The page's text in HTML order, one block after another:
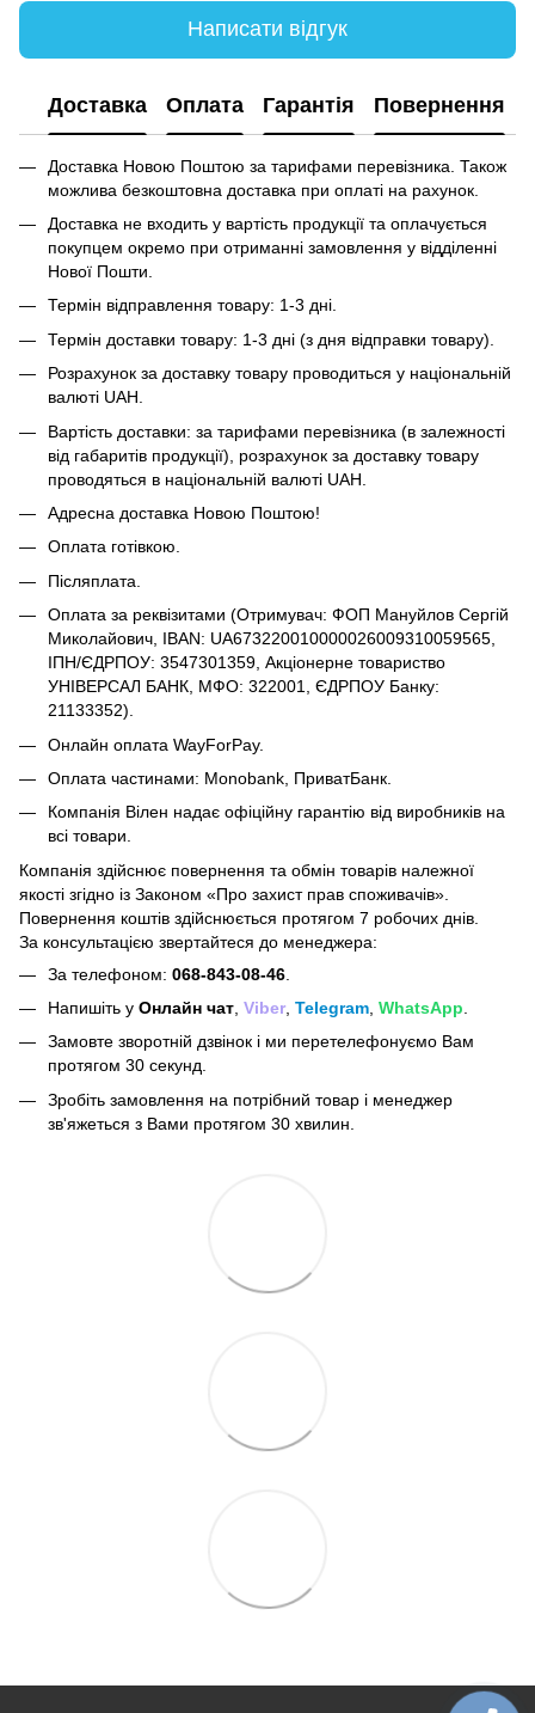
Написати відгук
Доставка Оплата Гарантія Повернення
Доставка Новою Поштою за тарифами перевізника. Також
можлива безкоштовна доставка при оплаті на рахунок.
Доставка не входить у вартість продукції та оплачується
покупцем окремо при отриманні замовлення у відділенні
Нової Пошти.
Термін відправлення товару: 1-3 дні.
Термін доставки товару: 1-3 дні (з дня відправки товару).
Розрахунок за доставку товару проводиться у національній
валюті UAH.
Вартість доставки: за тарифами перевізника (в залежності
від габаритів продукції), розрахунок за доставку товару
проводяться в національній валюті UAH.
Адресна доставка Новою Поштою!
Оплата готівкою.
Післяплата.
Оплата за реквізитами (Отримувач: ФОП Мануйлов Сергій
Миколайович, IBAN: UA673220010000026009310059565,
ІПН/ЄДРПОУ: 3547301359, Акціонерне товариство
УНІВЕРСАЛ БАНК, МФО: 322001, ЄДРПОУ Банку:
21133352).
Онлайн оплата WayForPay.
Оплата частинами: Monobank, ПриватБанк.
Компанія Вілен надає офіційну гарантію від виробників на
всі товари.
Компанія здійснює повернення та обмін товарів належної
якості згідно із Законом «Про захист прав споживачів»
Повернення коштів здійснюється протягом 7 робочих днів.
За консультацією звертайтеся до менеджера:
За телефоном: 068-843-08-46
Напишіть у Онлайн чат Viber Telegram WhatsApp
Замовте зворотній дзвінок і ми перетелефонуємо Вам
протягом 30 секунд.
Зробіть замовлення на потрібний товар і менеджер
зв'яжеться з Вами протягом 30 хвилин.